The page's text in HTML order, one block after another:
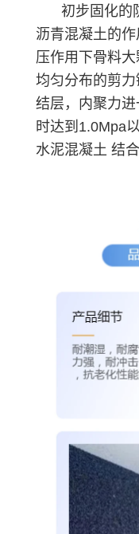
初步固化的
沥青混凝土的
压作用下骨料
均匀分布的剪
结层，内聚力
时达到1.0Mpa
水泥混凝土 结